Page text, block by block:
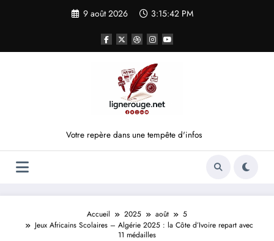
9 août 2026 3:15:43 PM
Votre repère dans une tempête d'infos
Accueil 2025 août
5
Jeux Africains Scolaires – Algérie 2025 : la Côte d’Ivoire repart avec
11 médailles